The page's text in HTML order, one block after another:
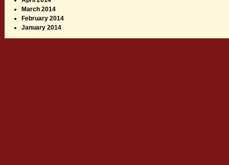
March 2014
February 2014
January 2014